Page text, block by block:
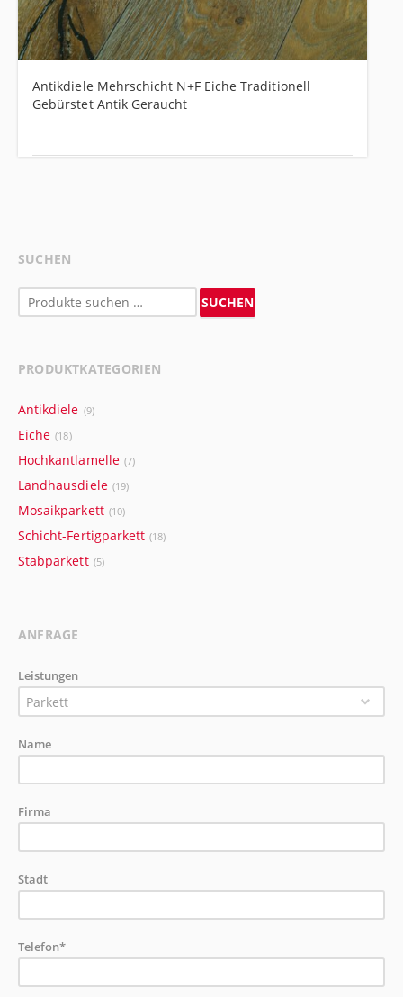
Antikdiele Mehrschicht N+F Eiche Traditionell
Gebürstet Antik Geraucht
SUCHEN
Suchen
nach:
SUCHEN
PRODUKTKATEGORIEN
Antikdiele (9)
Eiche (18)
Hochkantlamelle (7)
Landhausdiele (19)
Mosaikparkett (10)
Schicht-Fertigparkett (18)
Stabparkett (5)
ANFRAGE
Leistungen
Parkett
Name
Firma
Stadt
Telefon*